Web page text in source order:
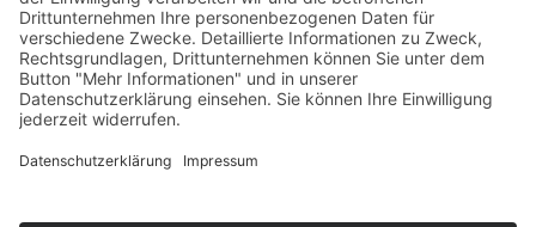
Pressefotos
BASis Info
Newsletter-Abo